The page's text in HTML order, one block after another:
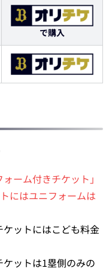
で購入
ーム付きチケット」
にはユニフォームは
ットにはこども料金
ットは1塁側のみの